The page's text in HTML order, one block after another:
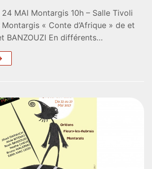
MAI Montargis 10h – Salle Tivoli
« Conte d’Afrique » de et
BANZOUZI En différents…